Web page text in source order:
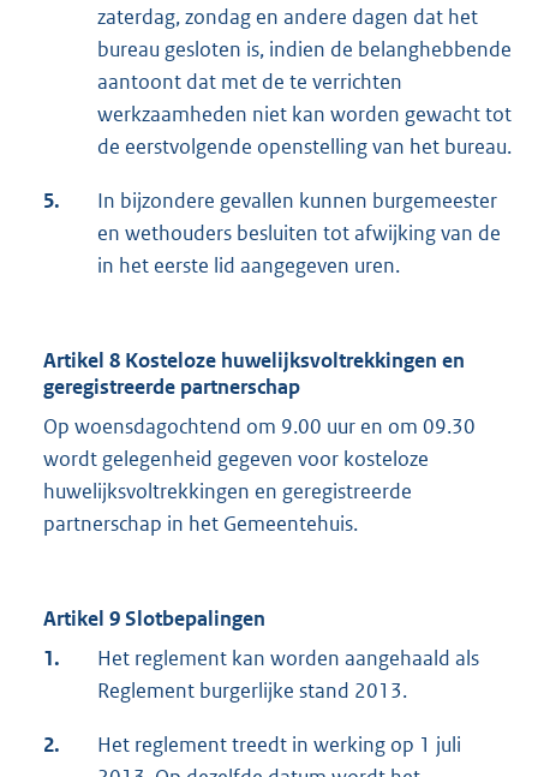
zaterdag, zondag en andere dagen dat het
bureau gesloten is, indien de belanghebbende
aantoont dat met de te verrichten
werkzaamheden niet kan worden gewacht tot
de eerstvolgende openstelling van het bureau.
5.
In bijzondere gevallen kunnen burgemeester
en wethouders besluiten tot afwijking van de
in het eerste lid aangegeven uren.
Artikel 8 Kosteloze huwelijksvoltrekkingen en
geregistreerde partnerschap
Op woensdagochtend om 9.00 uur en om 09.30
wordt gelegenheid gegeven voor kosteloze
huwelijksvoltrekkingen en geregistreerde
partnerschap in het Gemeentehuis.
Artikel 9 Slotbepalingen
1.
Het reglement kan worden aangehaald als
Reglement burgerlijke stand 2013.
2.
Het reglement treedt in werking op 1 juli